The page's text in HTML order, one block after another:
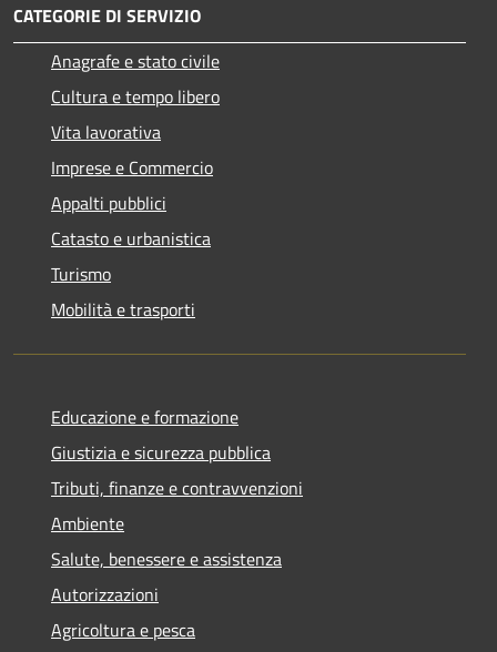
CATEGORIE DI SERVIZIO
Anagrafe e stato civile
Cultura e tempo libero
Vita lavorativa
Imprese e Commercio
Appalti pubblici
Catasto e urbanistica
Turismo
Mobilità e trasporti
Educazione e formazione
Giustizia e sicurezza pubblica
Tributi, finanze e contravvenzioni
Ambiente
Salute, benessere e assistenza
Autorizzazioni
Agricoltura e pesca